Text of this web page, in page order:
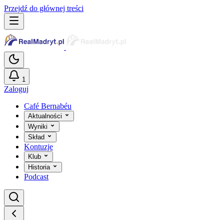
Przejdź do głównej treści
1
Zaloguj
Café Bernabéu
Aktualności
Wyniki
Skład
Kontuzje
Klub
Historia
Podcast